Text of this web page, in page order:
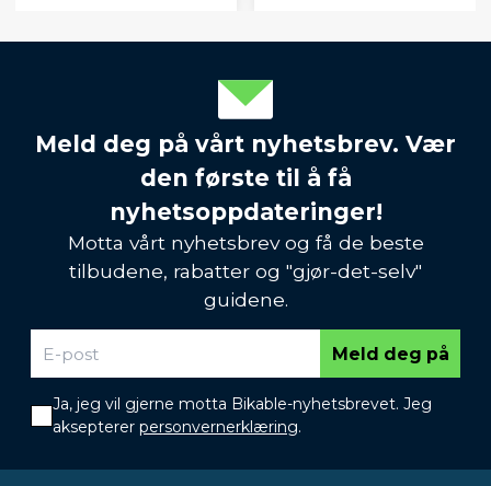
Meld deg på vårt nyhetsbrev. Vær
den første til å få
nyhetsoppdateringer!
Motta vårt nyhetsbrev og få de beste
tilbudene, rabatter og "gjør-det-selv"
guidene.
Meld deg på
Ja, jeg vil gjerne motta Bikable-nyhetsbrevet. Jeg
aksepterer personvernerklæring.